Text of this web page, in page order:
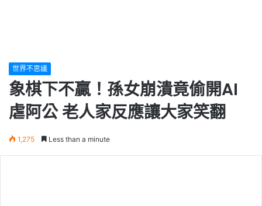
世界不思議
象棋下不贏！孫女崩潰竟偷開AI
虐阿公 老人家反應讓大家笑翻
1,275 Less than a minute